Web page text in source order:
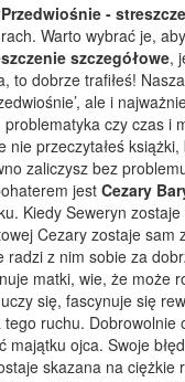
Przedwiośnie -
Warto wybrać je,
szczegółowe,
to dobrze trafiłeś!
ale i
czy czas i
nie przeczytałeś
zaliczysz bez
jest Cezary
Kiedy Seweryn
Cezary zostaje sam
radzi z nim sobie za
matki, wie, że może
się, fascynuje się
ruchu. Dobrowolnie
majątku ojca. Swoje
skazana na ciężkie